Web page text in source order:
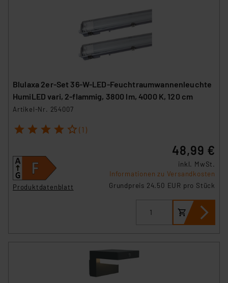
Blulaxa 2er-Set 36-W-LED-Feuchtraumwannenleuchte
HumiLED vari, 2-flammig, 3800 lm, 4000 K, 120 cm
Artikel-Nr. 254007
1 2 3 4 5 (1)
Produktdatenblatt
48,99 €
inkl. MwSt.
Informationen zu Versandkosten
Grundpreis 24.50 EUR pro Stück